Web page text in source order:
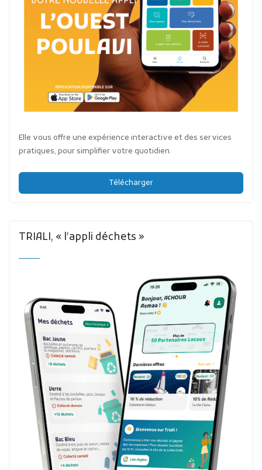
Elle vous offre une expérience interactive et des services
pratiques, pour simplifier votre quotidien.
Télécharger
TRIALI, « l’appli déchets »